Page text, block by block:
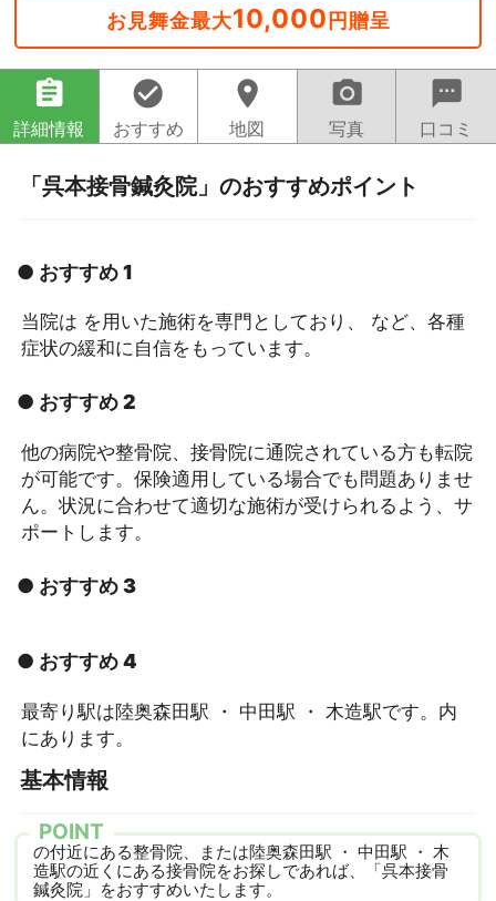
お見舞金最大10,000 円贈呈
assignment
詳細情報
check_circle
おすすめ
location_on
地図
camera_alt
写真
sms
口コミ
「呉本接骨鍼灸院」のおすすめポイント
● おすすめ 1
当院は を用いた施術を専門としており、 など、各種
症状の緩和に自信をもっています。
● おすすめ 2
他の病院や整骨院、接骨院に通院されている方も転院
が可能です。保険適用している場合でも問題ありませ
ん。状況に合わせて適切な施術が受けられるよう、サ
ポートします。
● おすすめ 3
● おすすめ 4
最寄り駅は陸奥森田駅 ・ 中田駅 ・ 木造駅です。内
にあります。
基本情報
POINT
の付近にある整骨院、または陸奥森田駅 ・ 中田駅 ・ 木
造駅の近くにある接骨院をお探しであれば、「呉本接骨
鍼灸院」をおすすめいたします。